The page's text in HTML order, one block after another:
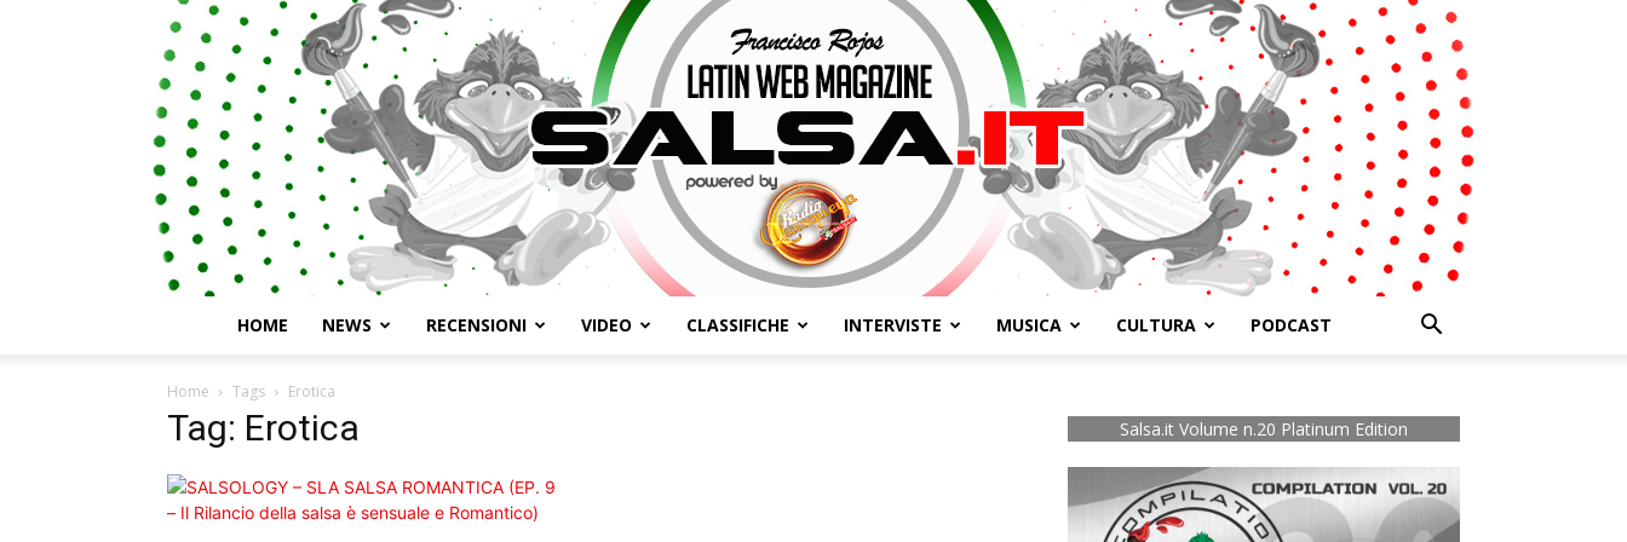
HOME NEWS RECENSIONI VIDEO CLASSIFICHE INTERVISTE MUSICA CULTURA PODCAST
Home Tags Erotica
Tag: Erotica Salsa.it Volume n.20 Platinum Edition